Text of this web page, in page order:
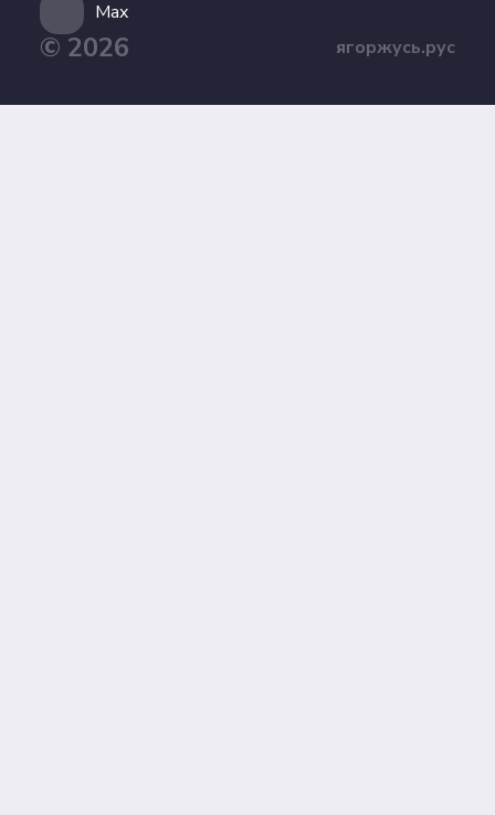
Max
© 2026 ягоржусь.рус